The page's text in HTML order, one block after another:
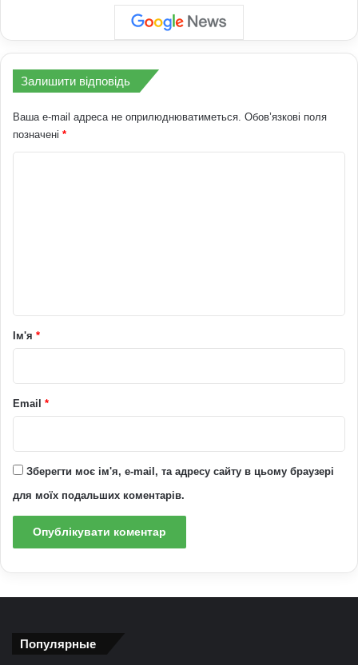
Залишити відповідь
Ваша e-mail адреса не оприлюднюватиметься. Обов’язкові поля
позначені *
рІм'я *
Email *
Зберегти моє ім'я, e-mail, та адресу сайту в цьому браузері
для моїх подальших коментарів.
Популярные